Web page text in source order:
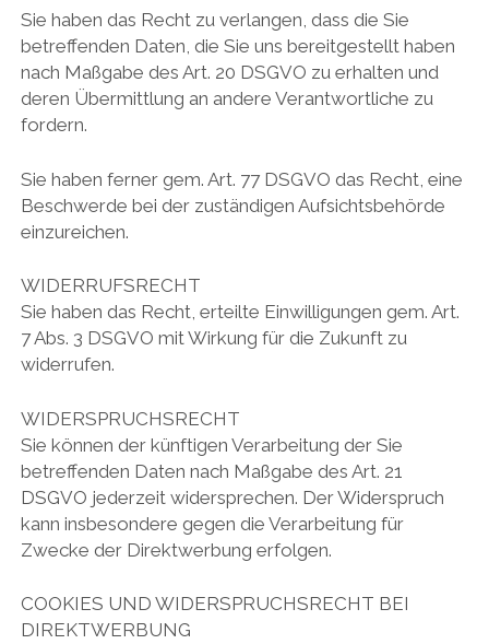
Sie haben das Recht zu verlangen, dass die Sie
betreffenden Daten, die Sie uns bereitgestellt haben
nach Maßgabe des Art. 20 DSGVO zu erhalten und
deren Übermittlung an andere Verantwortliche zu
fordern.
Sie haben ferner gem. Art. 77 DSGVO das Recht, eine
Beschwerde bei der zuständigen Aufsichtsbehörde
einzureichen.
WIDERRUFSRECHT
Sie haben das Recht, erteilte Einwilligungen gem. Art.
7 Abs. 3 DSGVO mit Wirkung für die Zukunft zu
widerrufen.
WIDERSPRUCHSRECHT
Sie können der künftigen Verarbeitung der Sie
betreffenden Daten nach Maßgabe des Art. 21
DSGVO jederzeit widersprechen. Der Widerspruch
kann insbesondere gegen die Verarbeitung für
Zwecke der Direktwerbung erfolgen.
COOKIES UND WIDERSPRUCHSRECHT BEI
DIREKTWERBUNG